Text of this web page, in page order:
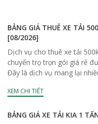
BẢNG GIÁ THUÊ XE TẢI
[08/2026]
Dịch vụ cho thuê xe tải
chuyển trọ trọn gói giá rẻ
Đây là dịch vụ mang lại
XEM CHI TIẾT
BẢNG GIÁ XE TẢI KIA 1